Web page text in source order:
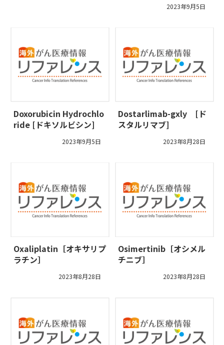
2023年9月5日
Doxorubicin Hydrochlo
ride [ドキソルビシン]
2023年9月5日
Dostarlimab-gxly [ド
スタルリマブ]
2023年8月28日
Oxaliplatin［オキサリプ
ラチン］
2023年8月28日
Osimertinib［オシメル
チニブ］
2023年8月28日